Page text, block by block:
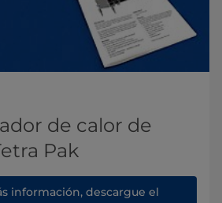
de calor de
Pak
información, descargue el